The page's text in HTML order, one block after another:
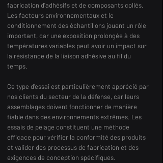
fabrication d'adhésifs et de composants collés.
Les facteurs environnementaux et le
conditionnement des échantillons jouent un rôle
important, car une exposition prolongée à des
températures variables peut avoir un impact sur
la résistance de la liaison adhésive au fil du
temps.
Ce type d'essai est particulièrement apprécié par
nos clients du secteur de la défense, car leurs
assemblages doivent fonctionner de manière
fiable dans des environnements extrêmes. Les
essais de pelage constituent une méthode
efficace pour vérifier la conformité des produits
et valider des processus de fabrication et des
exigences de conception spécifiques.